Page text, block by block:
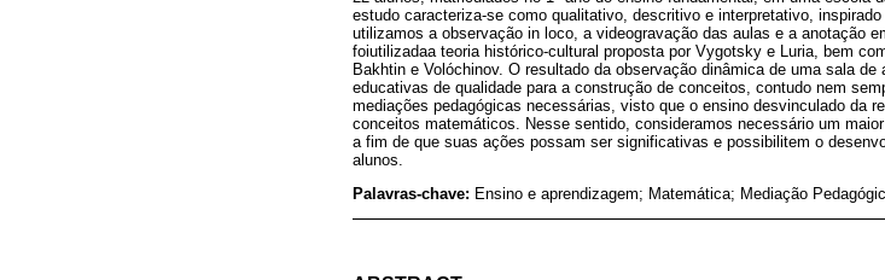
estudo caracteriza-se como qualitativo, descritivo e interpretativo,
utilizamos a observação in loco, a videogravação das aulas e a anotação
foiutilizadaa teoria histórico-cultural proposta por Vygotsky e Luria, bem
Bakhtin e Volóchinov. O resultado da observação dinâmica de uma sala
educativas de qualidade para a construção de conceitos, contudo nem
mediações pedagógicas necessárias, visto que o ensino desvinculado da
conceitos matemáticos. Nesse sentido, consideramos necessário um
a fim de que suas ações possam ser significativas e possibilitem o
alunos.
Palavras-chave: Ensino e aprendizagem; Matemática; Mediação